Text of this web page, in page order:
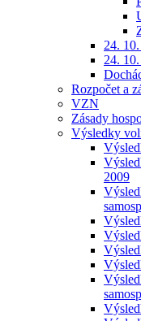
24.
24.
Rozpočet a
VZN
Zásady
Výsledky
2009